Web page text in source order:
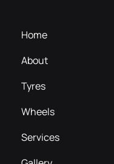
Home
About
Tyres
Wheels
Services